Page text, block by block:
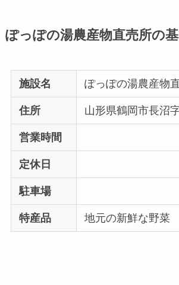
ぽっぽの湯農産物直売所の
施設名 ぽっぽの湯農産物
住所 山形県鶴岡市長沼
営業時間
定休日
駐車場
特産品 地元の新鮮な野菜